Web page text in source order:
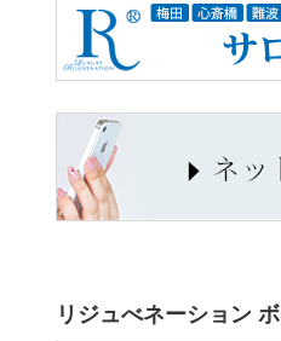
リジュべネーション